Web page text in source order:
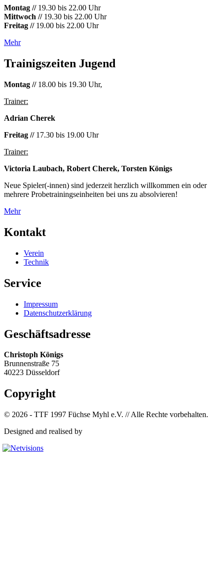
Montag //19.30 bis 22.00 Uhr
Mittwoch //19.30 bis 22.00 Uhr
Freitag // 19.00 bis 22.00 Uhr
Mehr
Trainigszeiten Jugend
Montag //18.00 bis 19.30 Uhr,
Trainer:
Adrian Cherek
Freitag //17.30 bis 19.00 Uhr
Trainer:
Victoria Laubach, Robert Cherek, Torsten Königs
Neue Spieler(-innen) sind jederzeit herzlich willkommen ein oder
mehrere Probetrainingseinheiten bei uns zu absolvieren!
Mehr
Kontakt
Verein
Technik
Service
Impressum
Datenschutzerklärung
Geschäftsadresse
Christoph Königs
Brunnenstraße 75
40223 Düsseldorf
Copyright
© 2026 - TTF 1997 Füchse Myhl e.V. // Alle Rechte vorbehalten.
Designed and realised by